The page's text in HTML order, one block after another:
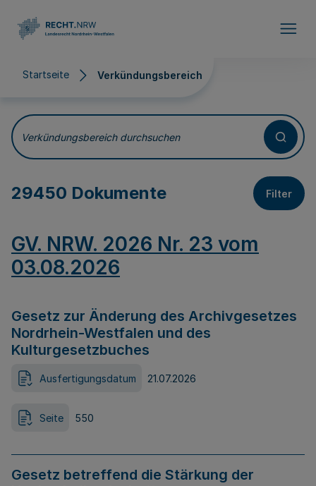
Startseite Verkündungsbereich
Verkündungsbereich
Verkündungsbereich durchsuchen
29450 Dokumente Filter
GV. NRW. 2026 Nr. 23 vom
03.08.2026
Gesetz zur Änderung des Archivgesetzes
Nordrhein-Westfalen und des
Kulturgesetzbuches
Ausfertigungsdatum 21.07.2026
Seite 550
Gesetz betreffend die Stärkung der